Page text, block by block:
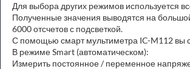
Для выбора других режимов используется
Полученные значения выводятся на
6000 отсчетов с подсветкой.
С помощью смарт мультиметра IC-M112 вы
В режиме Smart (автоматическом):
Измерить постоянное / переменное